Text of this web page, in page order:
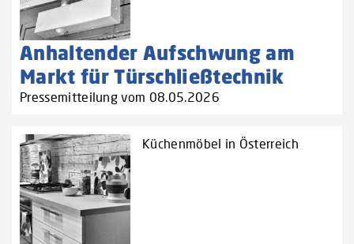
Anhaltender Aufschwung am
Markt für Türschließtechnik
Pressemitteilung vom 08.05.2026
Küchenmöbel in Österreich